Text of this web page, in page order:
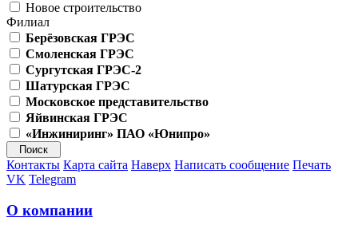
Новое строительство
Филиал
Берёзовская ГРЭС
Смоленская ГРЭС
Сургутская ГРЭС-2
Шатурская ГРЭС
Московское представительство
Яйвинская ГРЭС
«Инжиниринг» ПАО «Юнипро»
Контакты Карта сайта Наверх Написать сообщение Печать
VK Telegram
О компании